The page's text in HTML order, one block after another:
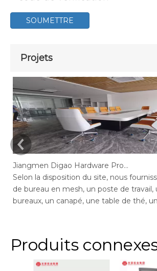
SOUMETTRE
Projets
Jiangmen Digao Hardware Products Company
Selon la disposition du site, nous
de bureau en mesh, un poste de travail,
bureaux, un canapé, une table de thé,
en député, réception.
Produits